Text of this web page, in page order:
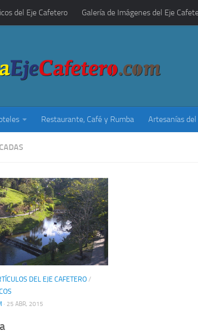
del Eje Cafetero Galería de Imágenes del Eje
Restaurante, Café y Rumba Artesanías
DEL EJE CAFETERO/
· 25 ABR, 2015